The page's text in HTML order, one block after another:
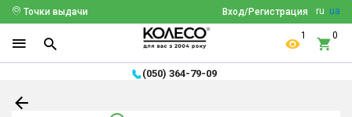
ru ua
Вход/Регистрация
Точки выдачи
1 0
(050) 364-79-09